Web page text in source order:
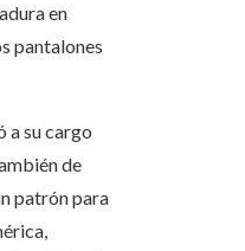
en
pantalones
a su cargo
de
patrón para